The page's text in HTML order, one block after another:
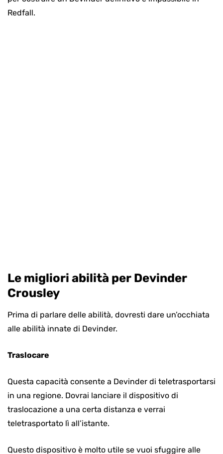
Redfall.
Le migliori abilità per Devinder
Crousley
Prima di parlare delle abilità, dovresti dare un’occhiata
alle abilità innate di Devinder.
Traslocare
Questa capacità consente a Devinder di teletrasportarsi
in una regione. Dovrai lanciare il dispositivo di
traslocazione a una certa distanza e verrai
teletrasportato lì all’istante.
Questo dispositivo è molto utile se vuoi sfuggire alle